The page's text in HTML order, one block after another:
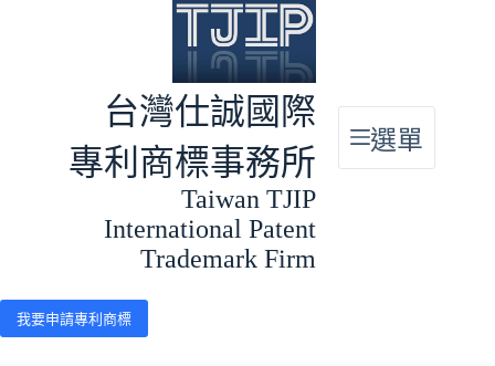
台灣仕誠國際
專利商標事務所
Taiwan TJIP
International Patent
Trademark Firm
選單
我要申請專利商標